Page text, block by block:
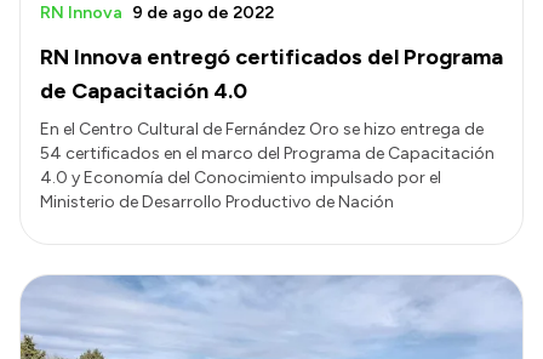
RN Innova entregó certificados del Programa
de Capacitación 4.0
RN Innova 9 de ago de 2022
En el Centro Cultural de Fernández Oro se hizo entrega de
54 certificados en el marco del Programa de Capacitación
4.0 y Economía del Conocimiento impulsado por el
Ministerio de Desarrollo Productivo de Nación